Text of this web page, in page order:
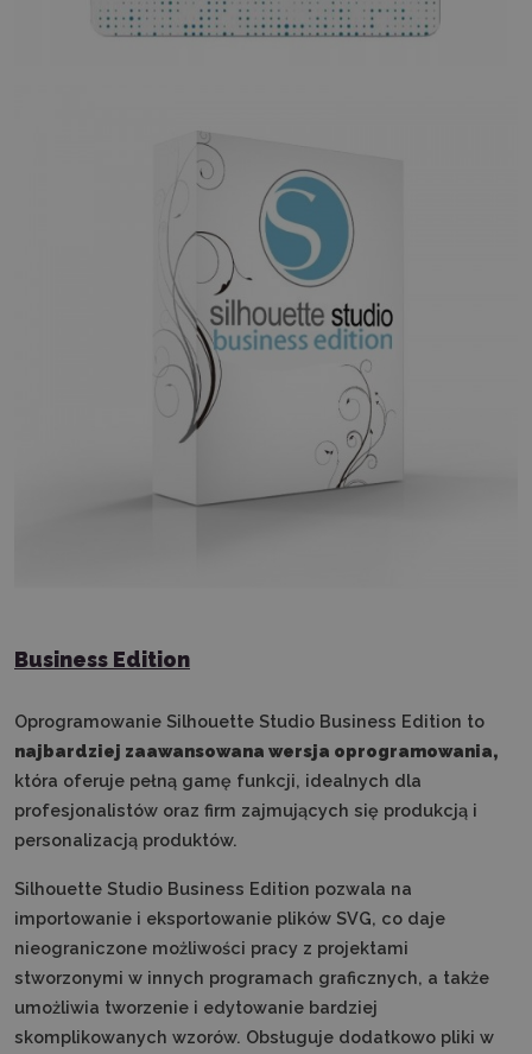
Business Edition
Oprogramowanie Silhouette Studio Business Edition to
najbardziej zaawansowana wersja oprogramowania,
która oferuje pełną gamę funkcji, idealnych dla
profesjonalistów oraz firm zajmujących się produkcją i
personalizacją produktów.
Silhouette Studio Business Edition pozwala na
importowanie i eksportowanie plików SVG, co daje
nieograniczone możliwości pracy z projektami
stworzonymi w innych programach graficznych, a także
umożliwia tworzenie i edytowanie bardziej
skomplikowanych wzorów. Obsługuje dodatkowo pliki w